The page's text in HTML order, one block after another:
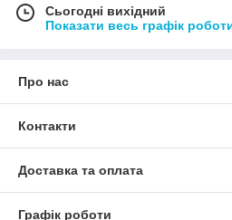
Сьогодні вихідний
Показати весь графік
Про нас
Контакти
Доставка та оплата
Графік роботи